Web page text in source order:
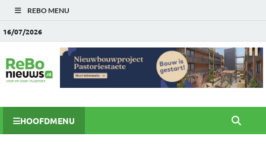
REBO MENU
16/07/2026
HOOFDMENU